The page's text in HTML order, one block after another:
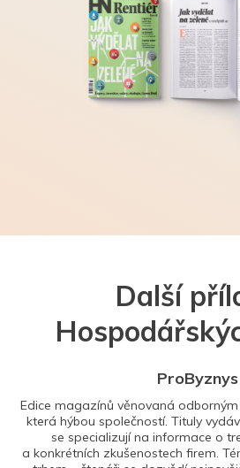
Další
ProByznys
Edice magazínů věnovaná
která hýbou společností. Tituly
se specializují na informace o
a konkrétních zkušenostech firem.